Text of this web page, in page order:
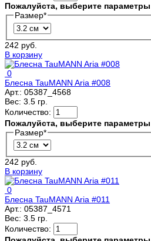
Пожалуйста, выберите параметры
Размер*
242 руб.
В корзину
0
Блесна TauMANN Aria #008
Арт.: 05387_4568
Вес: 3.5 гр.
Количество:
Пожалуйста, выберите параметры
Размер*
242 руб.
В корзину
0
Блесна TauMANN Aria #011
Арт.: 05387_4571
Вес: 3.5 гр.
Количество: